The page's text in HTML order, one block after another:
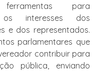
ferramentas para
os interesses dos
e dos representados.
parlamentares que
contribuir para
pública, enviando